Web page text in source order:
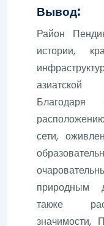
Вывод:
Район
истории,
азиатской
Благодаря
сети,
природным
также
значимости,